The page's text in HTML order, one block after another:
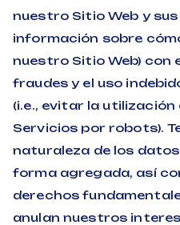
nuestro Sitio Web y sus
información sobre
nuestro Sitio Web) con
fraudes y el uso
(i.e., evitar la utilización
Servicios por robots).
naturaleza de los
forma agregada, así
derechos
anulan nuestros